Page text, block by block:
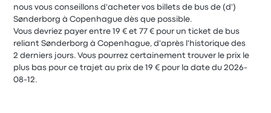
nous vous conseillons d'acheter vos billets de bus de (d')
Sønderborg à Copenhague dès que possible.
Vous devriez payer entre 19 € et 77 € pour un ticket de bus
reliant Sønderborg à Copenhague, d'après l'historique des
2 derniers jours. Vous pourrez certainement trouver le prix le
plus bas pour ce trajet au prix de 19 € pour la date du 2026-
08-12.